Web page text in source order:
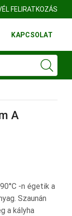
FELIRATKOZÁS
KAPCSOLAT
A
-n égetik a
Szaunán
a kályha